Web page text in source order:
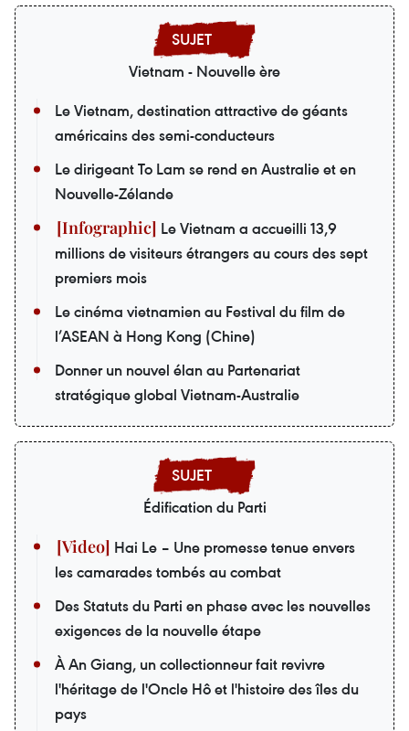
Vietnam - Nouvelle ère
Le Vietnam, destination attractive de géants
américains des semi-conducteurs
Le dirigeant To Lam se rend en Australie et en
Nouvelle-Zélande
Le Vietnam a accueilli 13,9
millions de visiteurs étrangers au cours des sept
premiers mois
Le cinéma vietnamien au Festival du film de
l’ASEAN à Hong Kong (Chine)
Donner un nouvel élan au Partenariat
stratégique global Vietnam-Australie
Édification du Parti
Hai Le – Une promesse tenue envers
les camarades tombés au combat
Des Statuts du Parti en phase avec les nouvelles
exigences de la nouvelle étape
À An Giang, un collectionneur fait revivre
l'héritage de l'Oncle Hô et l'histoire des îles du
pays